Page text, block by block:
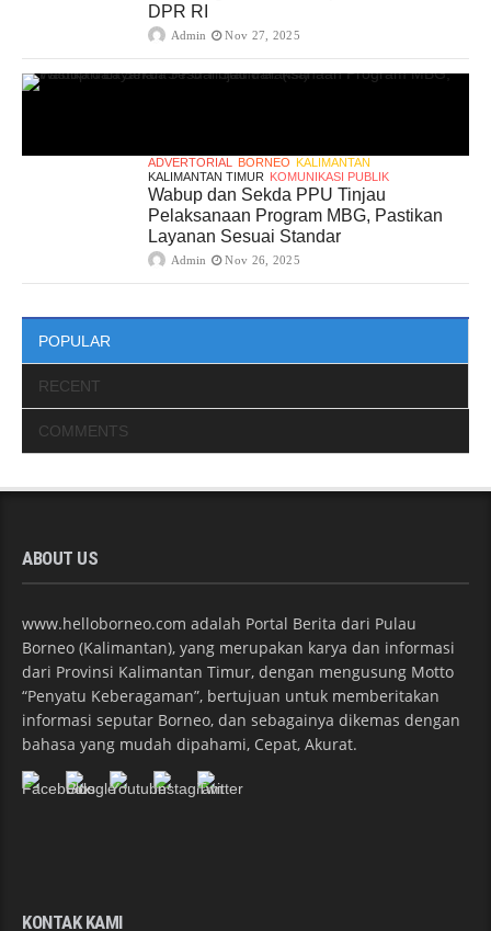
DPR RI
Admin Nov 27, 2025
ADVERTORIAL BORNEO
KALIMANTAN
KALIMANTAN TIMUR
KOMUNIKASI PUBLIK
Wabup dan Sekda PPU Tinjau
Pelaksanaan Program MBG, Pastikan
Layanan Sesuai Standar
Admin Nov 26, 2025
POPULAR
RECENT
COMMENTS
ABOUT US
www.helloborneo.com adalah Portal Berita dari Pulau
Borneo (Kalimantan), yang merupakan karya dan informasi
dari Provinsi Kalimantan Timur, dengan mengusung Motto
“Penyatu Keberagaman”, bertujuan untuk memberitakan
informasi seputar Borneo, dan sebagainya dikemas dengan
bahasa yang mudah dipahami, Cepat, Akurat.
KONTAK KAMI